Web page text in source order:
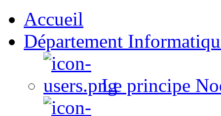
Accueil
Département
Le principe